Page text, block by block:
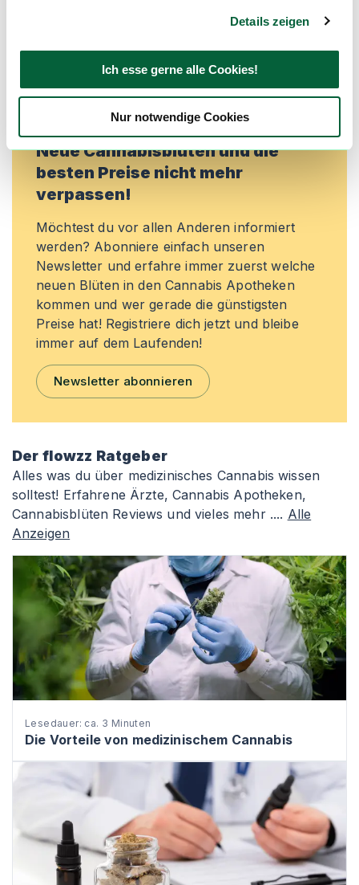
Details zeigen
Ich esse gerne alle Cookies!
Nur notwendige Cookies
exklusive Angebote zu erhalten!
Jetzt registrieren
Neue Cannabisblüten und die
besten Preise nicht mehr
verpassen!
Möchtest du vor allen Anderen informiert
werden? Abonniere einfach unseren
Newsletter und erfahre immer zuerst welche
neuen Blüten in den Cannabis Apotheken
kommen und wer gerade die günstigsten
Preise hat! Registriere dich jetzt und bleibe
immer auf dem Laufenden!
Newsletter abonnieren
Der flowzz Ratgeber
Alles was du über medizinisches Cannabis wissen
solltest! Erfahrene Ärzte, Cannabis Apotheken,
Cannabisblüten Reviews und vieles mehr .... Alle
Anzeigen
Lesedauer: ca. 3 Minuten
Die Vorteile von medizinischem Cannabis